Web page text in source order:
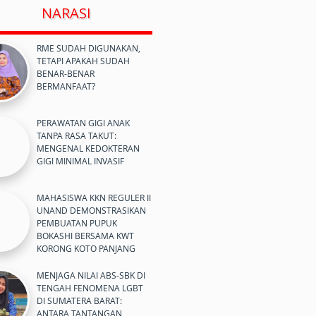
NARASI
RME SUDAH DIGUNAKAN,
TETAPI APAKAH SUDAH
BENAR-BENAR
BERMANFAAT?
PERAWATAN GIGI ANAK
TANPA RASA TAKUT:
MENGENAL KEDOKTERAN
GIGI MINIMAL INVASIF
MAHASISWA KKN REGULER II
UNAND DEMONSTRASIKAN
PEMBUATAN PUPUK
BOKASHI BERSAMA KWT
KORONG KOTO PANJANG
MENJAGA NILAI ABS-SBK DI
TENGAH FENOMENA LGBT
DI SUMATERA BARAT:
ANTARA TANTANGAN